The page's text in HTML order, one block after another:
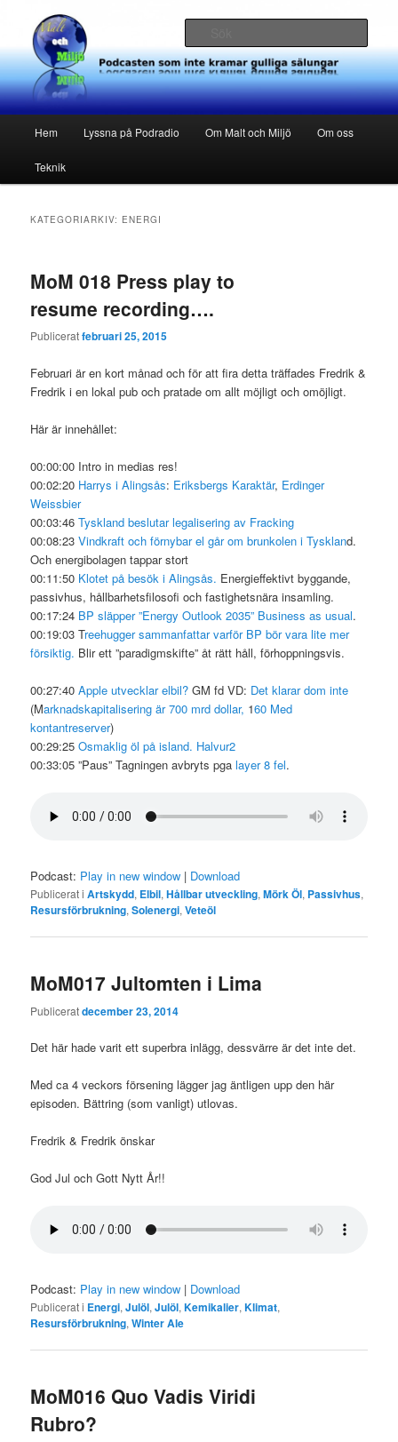
primärt
innehåll
sekundärt
innehållMalt och Miljö
Hem Lyssna på Podradio Om Malt och Miljö Om oss
Teknik
KATEGORIARKIV: ENERGI
MoM 018 Press play to
resume recording….
Publiceratfebruari 25, 2015
Februari är en kort månad och för att fira detta träffades Fredrik &
Fredrik i en lokal pub och pratade om allt möjligt och omöjligt.
Här är innehållet:
00:00:00 Intro in medias res!
00:02:20 Harrys i Alingsås: Eriksbergs Karaktär, Erdinger
Weissbier
00:03:46Tyskland beslutar legalisering av Fracking
00:08:23Vindkraft och förnybar el går om brunkolen i Tyskland.
Och energibolagen tappar stort
00:11:50 Klotet på besök i Alingsås. Energieffektivt byggande,
passivhus, hållbarhetsfilosofi och fastighetsnära insamling.
00:17:24 BP släpper ”Energy Outlook 2035” Business as usual.
00:19:03 Treehugger sammanfattar varför BP bör vara lite mer
försiktig. Blir ett ”paradigmskifte” åt rätt håll, förhoppningsvis.
00:27:40Apple utvecklar elbil? GM fd VD: Det klarar dom inte
(Marknadskapitalisering är 700 mrd dollar, 160 Med
kontantreserver)
00:29:25 Osmaklig öl på island. Halvur2
00:33:05 ”Paus” Tagningen avbryts pga layer 8 fel.
Podcast: Play in new window | Download
Publicerat i Artskydd, Elbil,Hållbar utveckling,Mörk Öl, Passivhus,
Resursförbrukning,Solenergi,Veteöl
MoM017 Jultomten i Lima
Publiceratdecember 23, 2014
Det här hade varit ett superbra inlägg, dessvärre är det inte det.
Med ca 4 veckors försening lägger jag äntligen upp den här
episoden. Bättring (som vanligt) utlovas.
Fredrik & Fredrik önskar
God Jul och Gott Nytt År!!
Podcast: Play in new window | Download
Publicerat i Energi,Julöl,Julöl,Kemikalier,Klimat,
Resursförbrukning,Winter Ale
MoM016 Quo Vadis Viridi
Rubro?